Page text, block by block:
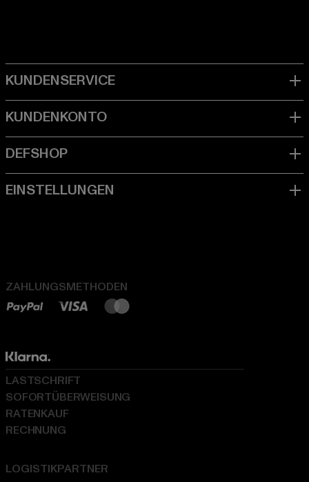
ZAHLUNGSMETHODEN
LOGISTIKPARTNER
LASTSCHRIFT
SOFORTÜBERWEISUNG
RATENKAUF
RECHNUNG